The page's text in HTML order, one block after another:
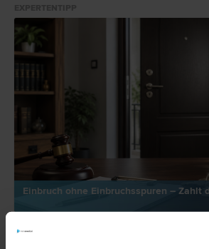
Einbruch ohne Einbruchsspuren – Zahlt
Einbruch ohne Einbruchsspuren – Zahlt die